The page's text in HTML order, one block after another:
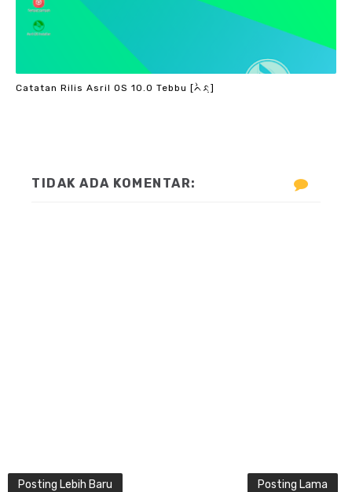
Catatan Rilis Asril OS 10.0 Tebbu [ᨈᨛᨅᨘ]
TIDAK ADA KOMENTAR:
Posting Lebih Baru Posting Lama